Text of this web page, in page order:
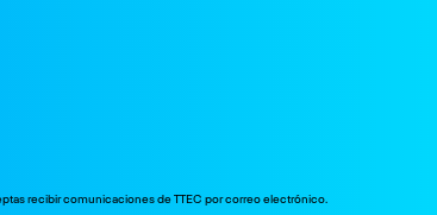
recibir comunicaciones de TTEC por correo electrónico.